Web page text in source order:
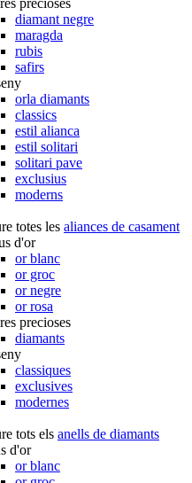
precioses
diamant negre
maragda
rubis
safirs
orla diamants
classics
estil alianca
estil solitari
solitari pave
exclusius
moderns
totes les aliances de casament
d'or
or blanc
or groc
or negre
or rosa
precioses
diamants
classiques
exclusives
modernes
tots els anells de diamants
d'or
or blanc